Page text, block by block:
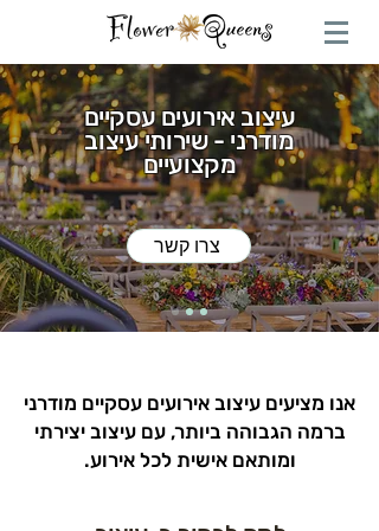
עיצוב אירועים עסקיים
מודרני - שירותי עיצוב
מקצועיים
צרו קשר
אנו מציעים עיצוב אירועים עסקיים מודרני
ברמה הגבוהה ביותר, עם עיצוב יצירתי
ומותאם אישית לכל אירוע.